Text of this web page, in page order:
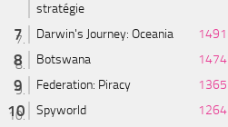
stratégie
Darwin's Journey: Oceania
1491
Botswana
1474
Federation: Piracy
1365
Spyworld
1264